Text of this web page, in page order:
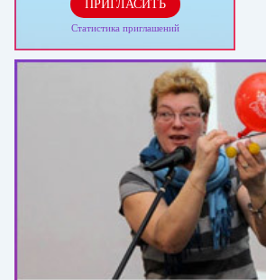
ПРИГЛАСИТЬ
Статистика приглашений